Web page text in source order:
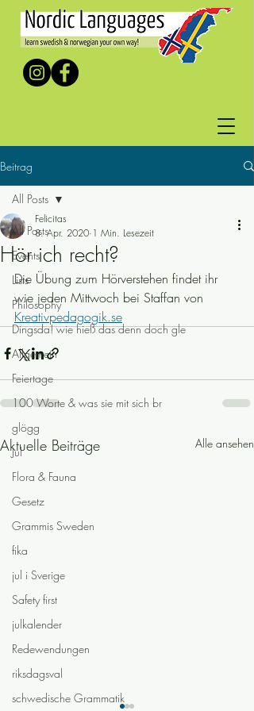
Beitrag
All Posts
Events
Lists
Philosophy
Dingsda! wie hieß das denn doch gle
Allgemein
Feiertage
100 Worte & was sie mit sich br
glögg
Jul
Flora & Fauna
Gesetz
Grammis Sweden
fika
jul i Sverige
Safety first
julkalender
Redewendungen
riksdagsval
schwedische Grammatik
All Posts
Hör ich recht?
Felicitas
8. Apr. 2020 1 Min. Lesezeit
Die Übung zum Hörverstehen findet ihr
wie jeden Mittwoch bei Staffan von
Kreativpedagogik.se
Aktuelle Beiträge Alle ansehen